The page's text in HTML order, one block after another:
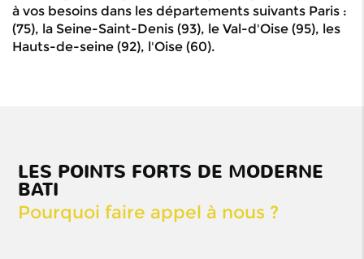
à vos besoins dans les départements suivants Paris :
(75), la Seine-Saint-Denis (93), le Val-d'Oise (95), les
Hauts-de-seine (92), l'Oise (60).
LES POINTS FORTS DE MODERNE
BATI
Pourquoi faire appel à nous ?
la
maçonnerie
et du